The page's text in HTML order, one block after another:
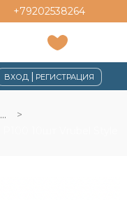
+79202538264
ВХОД |РЕГИСТРАЦИЯ
...